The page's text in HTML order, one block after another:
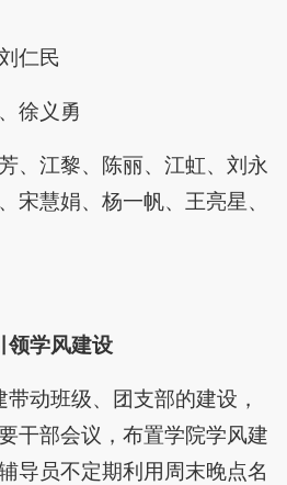
仁民
徐义勇
、江黎、陈丽、江虹、刘永
宋慧娟、杨一帆、王亮星、
领学风建设
带动班级、团支部的建设，
干部会议，布置学院学风建
导员不定期利用周末晚点名